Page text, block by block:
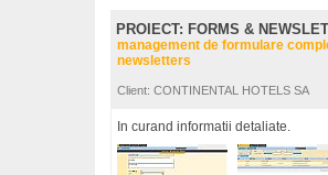
PROIECT: FORMS &
management de formulare
newsletters
Client: CONTINENTAL HOTELS SA
In curand informatii detaliate.